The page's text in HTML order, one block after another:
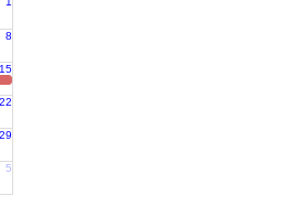
8
15
22
29
5